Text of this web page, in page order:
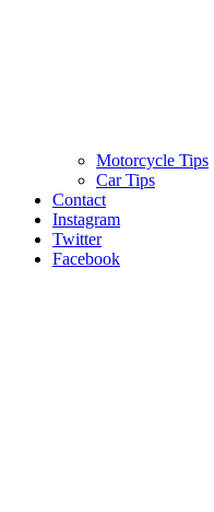
Motorcycle Tips
Car Tips
Contact
Instagram
Twitter
Facebook